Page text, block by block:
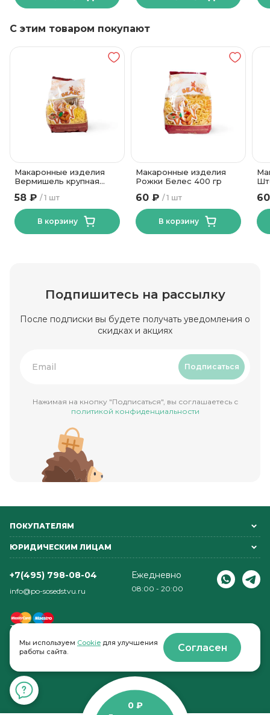
С этим товаром покупают
Макаронные изделия
Вермишель крупная
1 шт
58 ₽
В корзину
Макаронные изделия
Рожки Белес 400 гр
1 шт
60 ₽
В корзину
Подпишитесь на рассылку
После подписки вы будете получать уведомления о
скидках и акциях
Подписаться
Нажимая на кнопку "Подписаться", вы соглашаетесь с
политикой конфиденциальности
ПОКУПАТЕЛЯМ
ЮРИДИЧЕСКИМ ЛИЦАМ
+7(495) 798-08-04
info@po-sosedstvu.ru
Ежедневно
08:00 - 20:00
© 2022-2026 . По соседству
0 ₽
Мы используем Cookie для улучшения
работы сайта.
Согласен